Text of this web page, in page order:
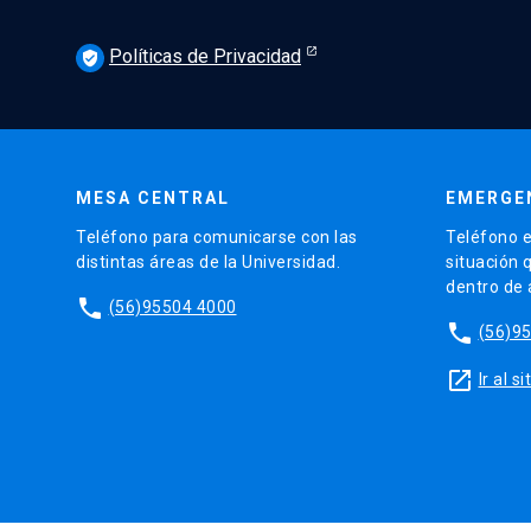
verified_user Políticas de Privacidad
MESA CENTRAL
Teléfono para comunicarse con las
distintas áreas de la Universidad.
phone (56)95504 4000
Teléfono
situación
dentro de
phone
launch Ir al